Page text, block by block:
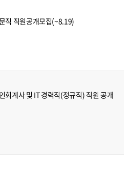
직 직원공개모집(~8.19)
회계사 및 IT 경력직(정규직) 직원 공개